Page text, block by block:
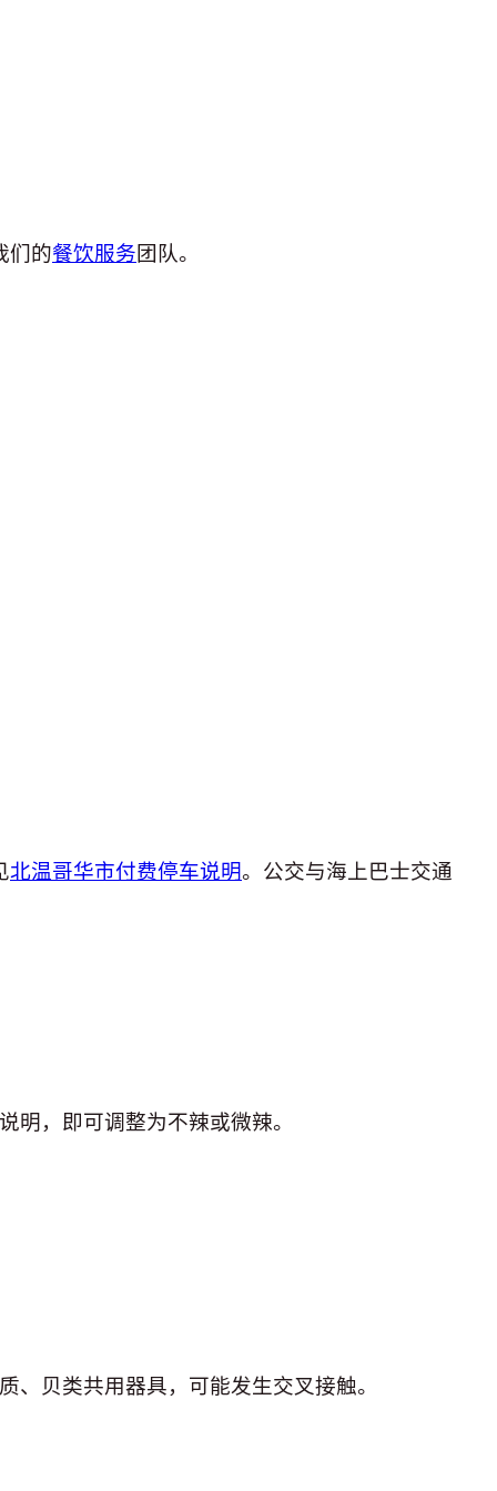
们的餐饮服务团队。
北温哥华市付费停车说明。公交与海上巴士交通
，即可调整为不辣或微辣。
贝类共用器具，可能发生交叉接触。